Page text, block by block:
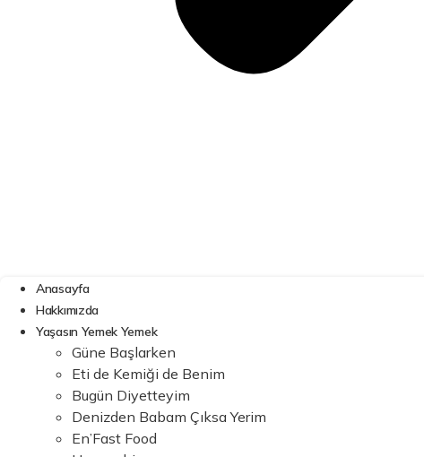
Anasayfa
Hakkımızda
Yaşasın Yemek Yemek
Güne Başlarken
Eti de Kemiği de Benim
Bugün Diyetteyim
Denizden Babam Çıksa Yerim
En’Fast Food